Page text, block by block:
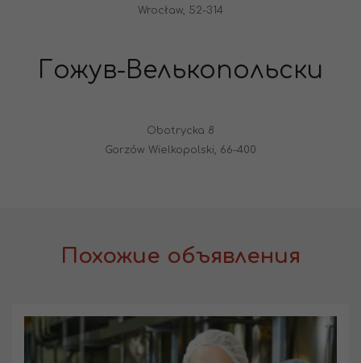
Wrocław, 52-314
Гожув-Велькопольски
Obotrycka 8
Gorzów Wielkopolski, 66-400
Похожие объявления